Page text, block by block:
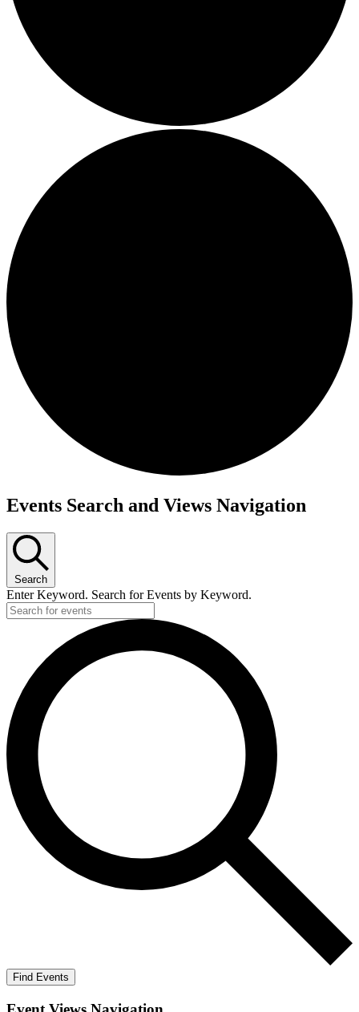
Events Search and Views Navigation
Search
Enter Keyword. Search for Events by Keyword.
Find Events